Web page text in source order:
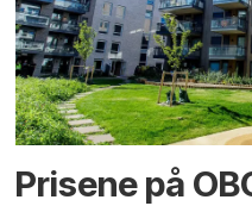
Prisene på